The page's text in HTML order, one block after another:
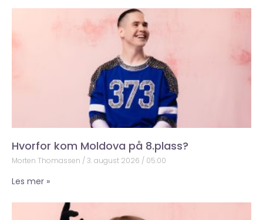
Hvorfor kom Moldova på 8.plass?
Morten Thomassen 3. august 2026 05:00
Les mer »